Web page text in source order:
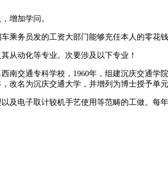
增加学问。
务员发的工资大部门能够充任本人的零花钱
动化等专业。次要涉及以下专业！
交通专科学校，1960年，组建沉庆交通学
改名为沉庆交通大学，并增列为博士授予单元
电子取计较机手艺使用等范畴的工做。每